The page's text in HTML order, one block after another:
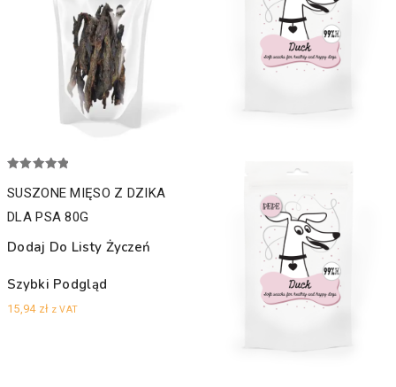
5.00
na 5
SUSZONE MIĘSO Z DZIKA
DLA PSA 80G
Dodaj Do Listy Życzeń
Szybki Podgląd
15,94 zł z VAT